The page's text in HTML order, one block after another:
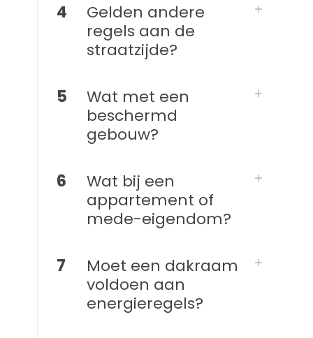
4
Gelden andere
regels aan de
straatzijde?
5
Wat met een
beschermd
gebouw?
6
Wat bij een
appartement of
mede-eigendom?
7
Moet een dakraam
voldoen aan
energieregels?